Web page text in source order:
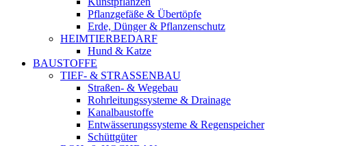
Pflanzgefäße & Übertöpfe
Erde, Dünger & Pflanzenschutz
HEIMTIERBEDARF
Hund & Katze
BAUSTOFFE
TIEF- & STRASSENBAU
Straßen- & Wegebau
Rohrleitungssysteme & Drainage
Kanalbaustoffe
Entwässerungssysteme & Regenspeicher
Schüttgüter